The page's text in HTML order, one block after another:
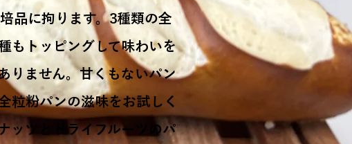
品に拘ります。3種類の全
もトッピングして味わいを
りません。甘くもないパン
粒粉パンの滋味をお試しく
ッツとドライフルーツのパ